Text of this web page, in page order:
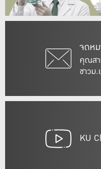
จดหม
คุณสา
ชาวม
KU